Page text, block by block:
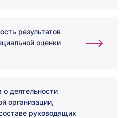
результатов
оценки
деятельности
организации,
руководящих